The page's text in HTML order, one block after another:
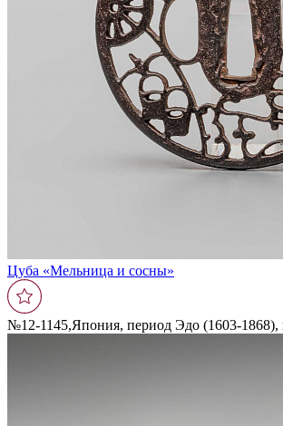
Цуба «Мельница и сосны»
№12-1145,Япония, период Эдо (1603-1868),